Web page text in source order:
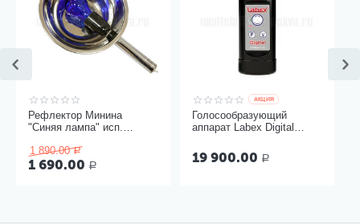
Рефлектор Минина
"Синяя лампа" исп.
1 890.00 Р
1 690.00 Р
AКЦИЯ
Голосообразующий
аппарат Labex Digital
корпус
19 900.00 Р